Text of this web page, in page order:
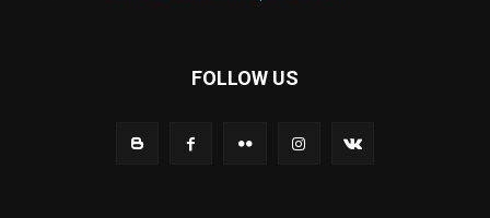
FOLLOW US